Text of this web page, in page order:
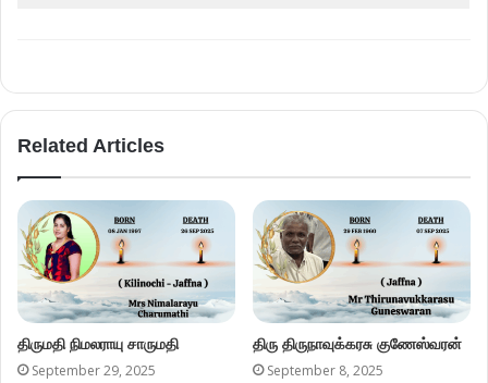
Related Articles
திருமதி நிமலராயு சாருமதி
September 29, 2025
திரு திருநாவுக்கரசு குணேஸ்வரன்
September 8, 2025